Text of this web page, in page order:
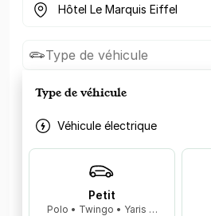
Type de véhicule
Type de véhicule
Véhicule électrique
Petit
Polo • Twingo • Yaris …